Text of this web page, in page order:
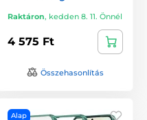
Raktáron, kedden 8. 11. Önnél
4 575 Ft
Összehasonlítás
Alap